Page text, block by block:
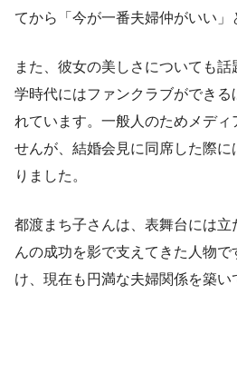
てから「今が一番夫婦仲がいい」
また、彼女の美しさについても
学時代にはファンクラブができ
れています。一般人のためメディ
せんが、結婚会見に同席した際
りました。
都渡まち子さんは、表舞台には立
んの成功を影で支えてきた人物
け、現在も円満な夫婦関係を築い